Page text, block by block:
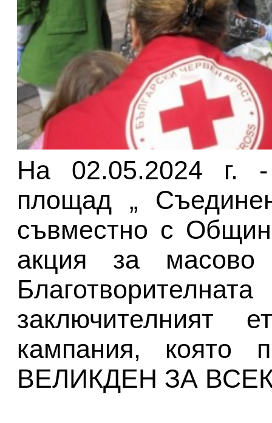
На 02.05.2024 г.
площад „
съвместно с
акция за масово
заключителният
кампания, която
ВЕЛИКДЕН ЗА